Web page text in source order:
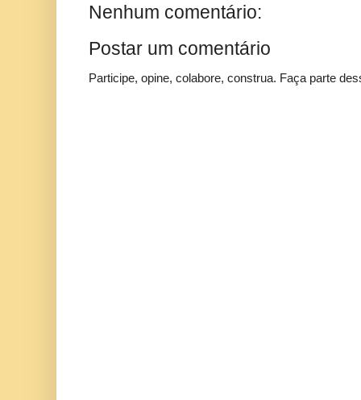
Nenhum comentário:
Postar um comentário
Participe, opine, colabore, construa. Faça parte